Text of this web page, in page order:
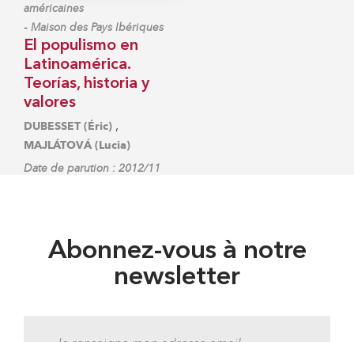
américaines
- Maison des Pays Ibériques
El populismo en
Latinoamérica.
Teorías, historia y
valores
DUBESSET (Éric) ,
MAJLÁTOVÁ (Lucia)
Date de parution : 2012/11
Abonnez-vous à notre
newsletter